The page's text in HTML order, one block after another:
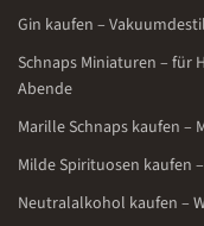
Gin kaufen –
Schnaps Miniaturen – für
Abende
Marille Schnaps kaufen –
Milde Spirituosen kaufen
Neutralalkohol kaufen –